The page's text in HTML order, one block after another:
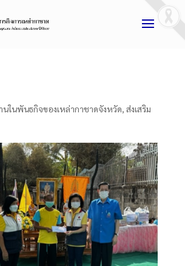
นในพันธกิจของเหล่ากาชาดจังหวัด, ส่งเสริม